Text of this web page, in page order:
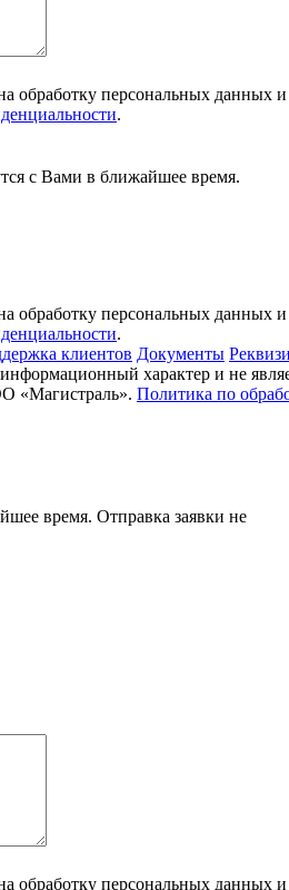
обработку персональных данных и
.
с Вами в ближайшее время.
обработку персональных данных и
.
клиентов Документы
характер и не
«Магистраль». Политика по
время. Отправка заявки не
обработку персональных данных и